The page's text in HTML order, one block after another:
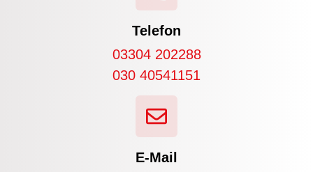
Telefon
03304 202288
030 40541151
E-Mail